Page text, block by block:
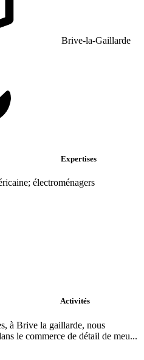
Brive-la-Gaillarde
Expertises
électroménagers
Activités
à Brive la gaillarde, nous
le commerce de détail de meu...